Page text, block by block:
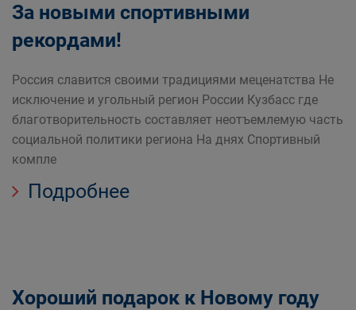
За новыми спортивными
рекордами!
Россия славится своими традициями меценатства Не
исключение и угольный регион России Кузбасс где
благотворительность составляет неотъемлемую часть
социальной политики региона На днях Спортивный
компле
Подробнее
Хороший подарок к Новому году